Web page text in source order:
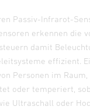
Passiv-Infrarot-
erkennen die
damit
effizient.
Personen im
oder temperiert,
Ultraschall oder